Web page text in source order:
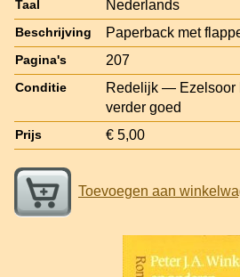
Taal Nederlands
Beschrijving Paperback met
Pagina's 207
Conditie
Redelijk — Ezelsoor
verder goed
Prijs € 5,00
Toevoegen aan